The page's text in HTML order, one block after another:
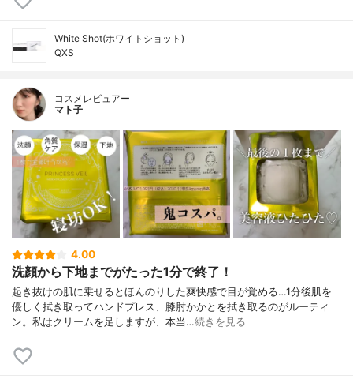
White Shot(ホワイトショット)
QXS
コスメレビュアー
マト子
4.00
洗顔から下地までがたった1分で終了！
起き抜けの肌に乗せるとほんのりした爽快感で目が覚める…1分後肌を
優しく拭き取ってハンドプレス、膝肘かかとを拭き取るのがルーティ
ン。私はクリームを足しますが、本当…続きを見る